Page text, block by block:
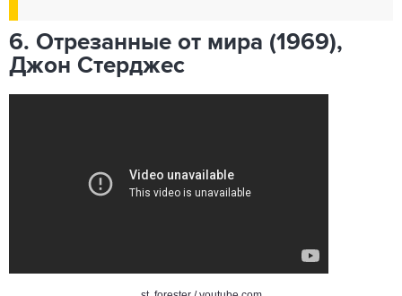
6. Отрезанные от мира (1969),
Джон Стерджес